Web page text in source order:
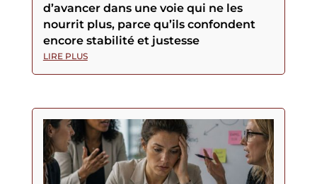
d’avancer dans une voie qui ne les
nourrit plus, parce qu’ils confondent
encore stabilité et justesse
LIRE PLUS